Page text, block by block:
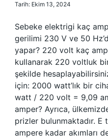
Tarih: Ekim 13, 2024
Sebeke elektrigi kaç
gerilimi 230 V ve 50
yapar? 220 volt kaç
kullanarak 220 voltluk
şekilde
için: 2000 watt’lık bir
watt / 220 volt = 9,09
amper? Ayrıca,
prizler bulunmaktadır.
ampere kadar akımları